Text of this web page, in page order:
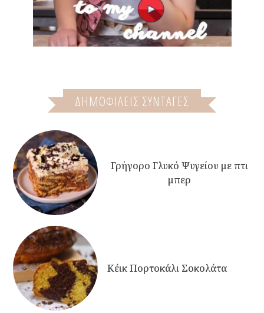
ΔΗΜΟΦΙΛΕΙΣ ΣΥΝΤΑΓΕΣ
Γρήγορο Γλυκό Ψυγείου με πτι
μπερ
Κέικ Πορτοκάλι Σοκολάτα